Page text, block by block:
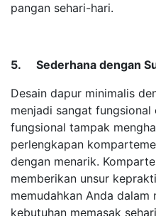
pangan sehari-hari.
5.
Sederhana dengan
Desain dapur minimalis
menjadi sangat
fungsional tampak
perlengkapan
dengan menarik.
memberikan unsur
memudahkan Anda dalam
kebutuhan memasak